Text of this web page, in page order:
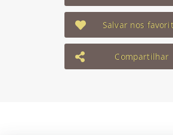
Salvar nos
Compartilhar